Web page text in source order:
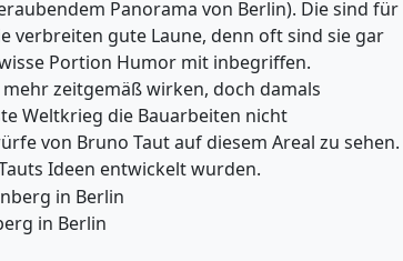
Panorama von Berlin). Die sind für
verbreiten gute Laune, denn oft sind sie gar
Portion Humor mit inbegriffen.
zeitgemäß wirken, doch damals
Weltkrieg die Bauarbeiten nicht
von Bruno Taut auf diesem Areal zu sehen.
Ideen entwickelt wurden.
in Berlin